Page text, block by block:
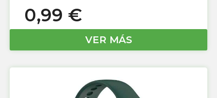
0,99 €
VER MÁS